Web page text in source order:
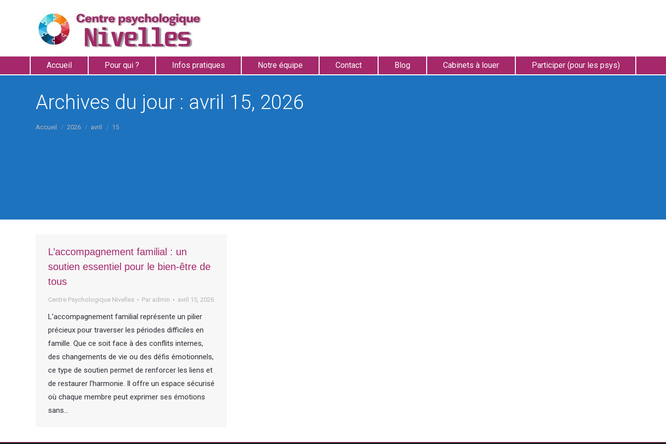
Accueil Pour qui ? Infos pratiques Notre équipe Contact Blog Cabinets à louer Participer (pour les psys)
Archives du jour : avril 15, 2026
Vous êtes ici :
Accueil 2026 avril 15
L’accompagnement familial : un
soutien essentiel pour le bien-être de
tous
Centre Psychologique Nivelles Par admin avril 15, 2026
L’accompagnement familial représente un pilier
précieux pour traverser les périodes difficiles en
famille. Que ce soit face à des conflits internes,
des changements de vie ou des défis émotionnels,
ce type de soutien permet de renforcer les liens et
de restaurer l’harmonie. Il offre un espace sécurisé
où chaque membre peut exprimer ses émotions
sans…